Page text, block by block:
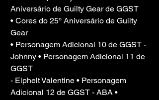
Aniversário de Guilty Gear de GGST
• Cores do 25º Aniversário de Guilty
Gear
• Personagem Adicional 10 de GGST -
Johnny • Personagem Adicional 11 de
GGST
- Elphelt Valentine • Personagem
Adicional 12 de GGST - ABA •